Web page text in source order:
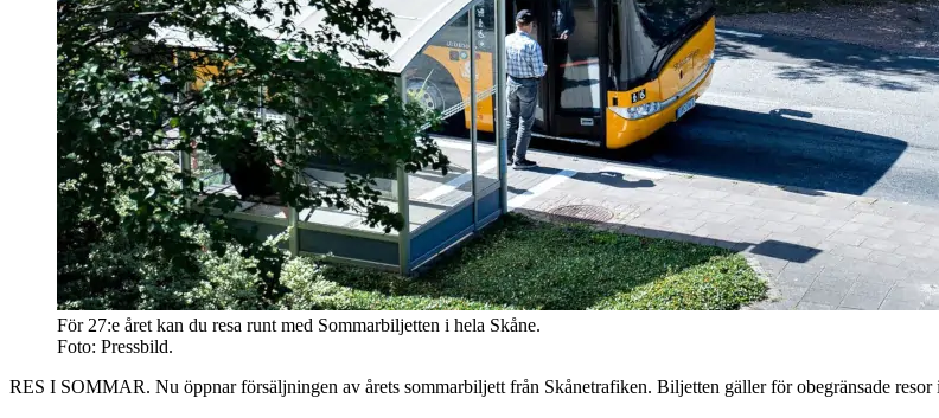
För 27:e året kan du resa runt med Sommarbiljetten i hela Skåne.
Foto: Pressbild.
RES I SOMMAR. Nu öppnar försäljningen av årets sommarbiljett från Skånetrafiken. Biljetten gäller för obegränsade resor